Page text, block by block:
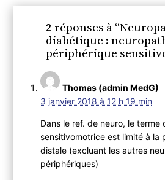
2 réponses à
diabétique :
périphérique
Thomas (admin MedG)
3 janvier 2018 à 12 h 19 min
Dans le ref. de neuro, le terme
sensitivomotrice est limité à la
distale (excluant les autres
périphériques)